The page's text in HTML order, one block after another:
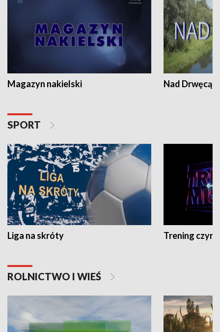
Magazyn nakielski Nad Drwęcą
SPORT
Liga na skróty Trening czyni
ROLNICTWO I WIEŚ